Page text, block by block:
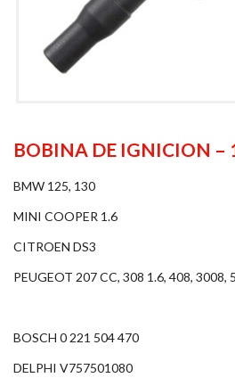
BOBINA DE IGNICION –
BMW 125, 130
MINI COOPER 1.6
CITROEN DS3
PEUGEOT 207 CC, 308 1.6, 408, 3008,
BOSCH 0 221 504 470
DELPHI V757501080